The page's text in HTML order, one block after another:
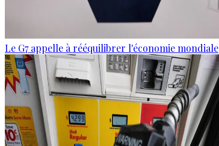
Le G7 appelle à rééquilibrer l'économie mondiale